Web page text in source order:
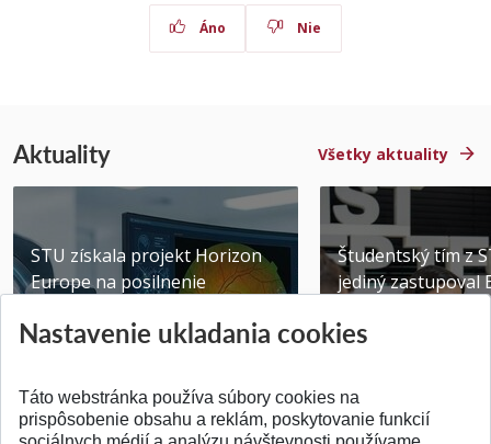
Áno Nie
Aktuality Všetky aktuality
STU získala projekt Horizon
Europe na posilnenie
Publikované 31.07.2026
Študentský tím z
jediný zastupoval
Publikované
Nastavenie ukladania cookies
Táto webstránka používa súbory cookies na
prispôsobenie obsahu a reklám, poskytovanie funkcií